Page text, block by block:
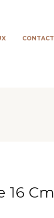
CONTACT
16 Cm